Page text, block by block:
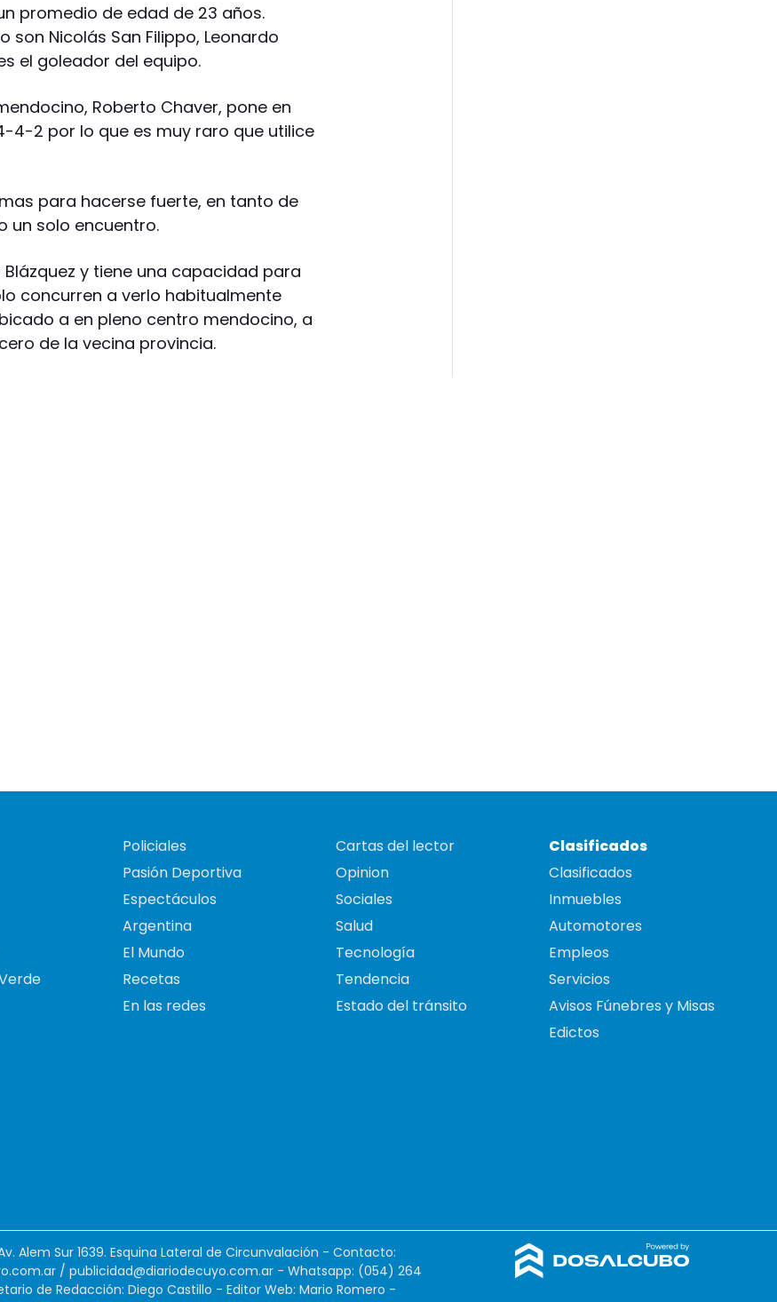
promedio de edad de 23 años.
Nicolás San Filippo, Leonardo
el goleador del equipo.
Roberto Chaver, pone en
4-2 por lo que es muy raro que utilice
para hacerse fuerte, en tanto de
un solo encuentro.
y tiene una capacidad para
concurren a verlo habitualmente
a en pleno centro mendocino, a
de la vecina provincia.
Policiales
Pasión Deportiva
Espectáculos
Argentina
El Mundo
Recetas
En las redes
Cartas del lector
Opinion
Sociales
Salud
Tecnología
Tendencia
Estado del tránsito
Clasificados
Clasificados
Inmuebles
Automotores
Empleos
Servicios
Avisos Fúnebres y Misas
Edictos
Alem Sur 1639. Esquina Lateral de Circunvalación - Contacto:
/ publicidad@diariodecuyo.com.ar - Whatsapp: (054) 264
de Redacción: Diego Castillo - Editor Web: Mario Romero -